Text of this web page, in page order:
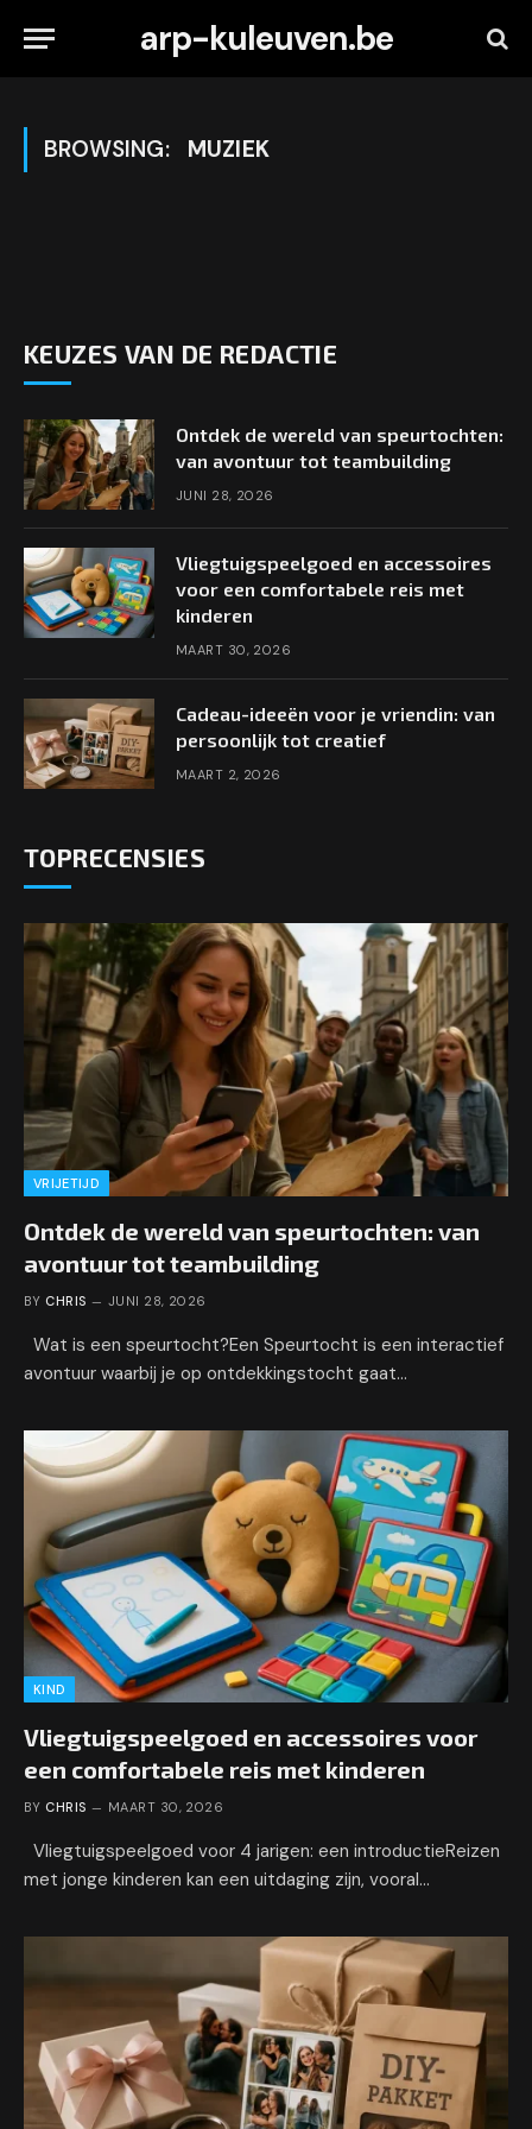
arp-kuleuven.be
BROWSING: MUZIEK
KEUZES VAN DE REDACTIE
Ontdek de wereld van speurtochten:
van avontuur tot teambuilding
JUNI 28, 2026
Vliegtuigspeelgoed en accessoires
voor een comfortabele reis met
kinderen
MAART 30, 2026
Cadeau-ideeën voor je vriendin: van
persoonlijk tot creatief
MAART 2, 2026
TOPRECENSIES
VRIJETIJD
Ontdek de wereld van speurtochten: van
avontuur tot teambuilding
BY CHRIS JUNI 28, 2026
Wat is een speurtocht?Een Speurtocht is een interactief
avontuur waarbij je op ontdekkingstocht gaat…
KIND
Vliegtuigspeelgoed en accessoires voor
een comfortabele reis met kinderen
BY CHRIS MAART 30, 2026
Vliegtuigspeelgoed voor 4 jarigen: een introductieReizen
met jonge kinderen kan een uitdaging zijn, vooral…